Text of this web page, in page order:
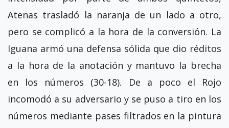
Atenas trasladó la naranja de un lado a otro,
pero se complicó a la hora de la conversión. La
Iguana armó una defensa sólida que dio réditos
a la hora de la anotación y mantuvo la brecha
en los números (30-18). De a poco el Rojo
incomodó a su adversario y se puso a tiro en los
números mediante pases filtrados en la pintura